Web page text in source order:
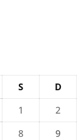
S
D
1
2
8
9